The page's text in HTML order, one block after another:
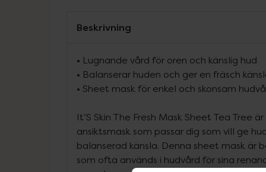
Beskrivning
• Lugnande vård för oren och känslig hud
• Balanserar huden och ger en fräsch
• Sheet mask för enkel och skonsam
It’S Skin The Fresh Mask Sheet Tea Tree
ansiktsmask som passar dig som vill ge
balanserad känsla. Denna sheet mask är
som ofta används i hudvård för sina